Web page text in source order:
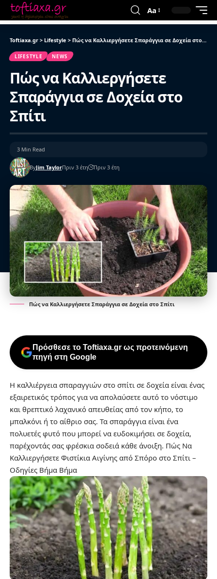
Aa
Toftiaxa.gr > Lifestyle > Πώς να Καλλιεργήσετε Σπαράγγια σε Δοχεία στο Σπίτι
LIFESTYLE NEWS
Πώς να Καλλιεργήσετε
Σπαράγγια σε Δοχεία στο
Σπίτι
ByJim TaylorΠριν 3 έτη Πριν 3 έτη
3 Min Read
Πώς να Καλλιεργήσετε Σπαράγγια σε Δοχεία στο Σπίτι
Πρόσθεσε το Toftiaxa.gr ως προτεινόμενη
πηγή στη Google
Η καλλιέργεια σπαραγγιών στο σπίτι σε δοχεία είναι ένας
εξαιρετικός τρόπος για να απολαύσετε αυτό το νόστιμο
και θρεπτικό λαχανικό απευθείας από τον κήπο, το
μπαλκόνι ή το αίθριο σας. Τα σπαράγγια είναι ένα
πολυετές φυτό που μπορεί να ευδοκιμήσει σε δοχεία,
παρέχοντάς σας φρέσκια σοδειά κάθε άνοιξη. Πώς Να
Καλλιεργήσετε Φιστίκια Αιγίνης από Σπόρο στο Σπίτι –
Οδηγίες Βήμα Βήμα